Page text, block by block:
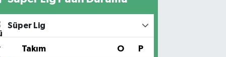
Süper Lig
Takım O P